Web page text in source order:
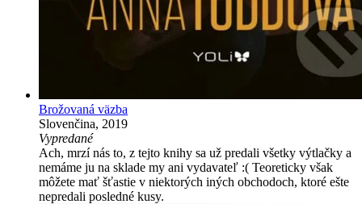
Brožovaná väzba
Slovenčina, 2019
Vypredané
Ach, mrzí nás to, z tejto knihy sa už predali všetky výtlačky a
nemáme ju na sklade my ani vydavateľ :( Teoreticky však
môžete mať šťastie v niektorých iných obchodoch, ktoré ešte
nepredali posledné kusy.